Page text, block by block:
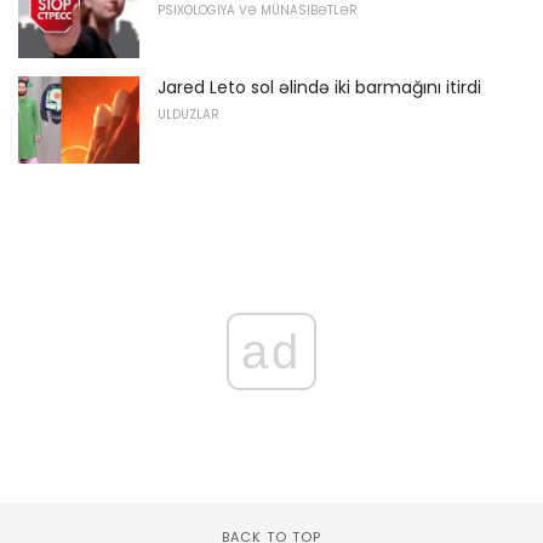
PSIXOLOGIYA VƏ MÜNASIBƏTLƏR
Jared Leto sol əlində iki barmağını itirdi
ULDUZLAR
ad
BACK TO TOP